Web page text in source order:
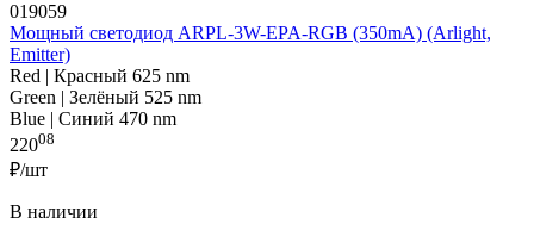
019059
Мощный светодиод ARPL-3W-EPA-RGB (350mA) (Arlight,
Emitter)
Red | Красный 625 nm
Green | Зелёный 525 nm
Blue | Синий 470 nm
22008
₽/шт
В наличии